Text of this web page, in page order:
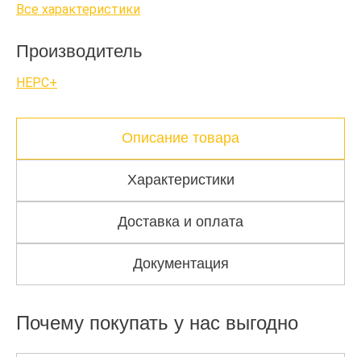
Все характеристики
Производитель
НЕРС+
Описание товара
Характеристики
Доставка и оплата
Документация
Почему покупать у нас выгодно